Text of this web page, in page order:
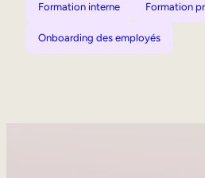
Formation interne Formation
Onboarding des employés